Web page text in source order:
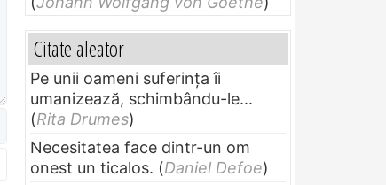
Citate aleator
Pe unii oameni suferinţa îi
umanizează, schimbându-le...
(Rita Drumes)
Necesitatea face dintr-un om
onest un ticalos. (Daniel Defoe)